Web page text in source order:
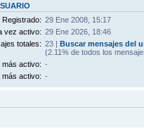
Registrado: 29 Ene 2008, 15:17
vez activo: 29 Ene 2026, 18:46
totales: 23 | Buscar mensajes del
(2.11% de todos los
más activo: -
más activo: -